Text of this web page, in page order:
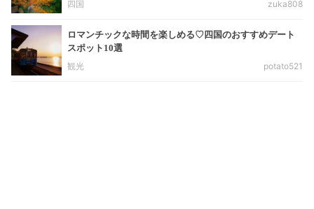
四国
zuka808
ロマンチックな時間を楽しめる♡四国のおすすめデート
スポット10選
観光
potato521